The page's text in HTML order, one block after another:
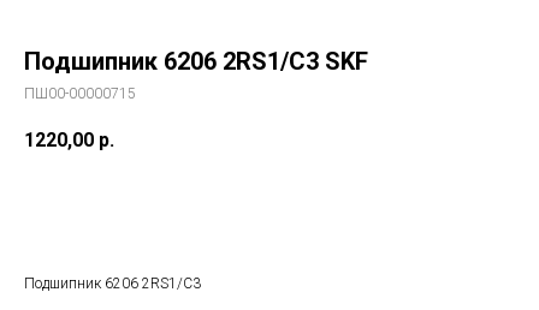
Подшипник 6206 2RS1/C3 SKF
ПШ00-00000715
1220,00 р.
Подшипник 6206 2RS1/C3